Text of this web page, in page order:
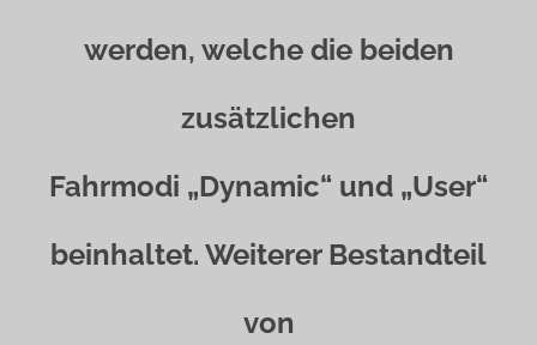
werden, welche die beiden
zusätzlichen
Fahrmodi „Dynamic“ und „User“
beinhaltet. Weiterer Bestandteil
von